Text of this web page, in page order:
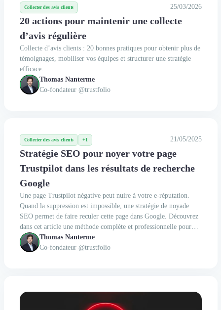
Collecter des avis clients 25/03/2026
20 actions pour maintenir une collecte
d’avis régulière
Collecte d’avis clients : 20 bonnes pratiques pour obtenir plus de
témoignages, mobiliser vos équipes et structurer une stratégie
efficace.
Thomas Nanterme
Co-fondateur @trustfolio
Collecter des avis clients +1 21/05/2025
Stratégie SEO pour noyer votre page
Trustpilot dans les résultats de recherche
Google
Une page Trustpilot négative peut nuire à votre e-réputation.
Quand la suppression est impossible, une stratégie de noyade
SEO permet de faire reculer cette page dans Google. Découvrez
dans cet article une méthode complète et professionnelle pour
reprendre le contrôle de votre image en ligne.
Thomas Nanterme
Co-fondateur @trustfolio